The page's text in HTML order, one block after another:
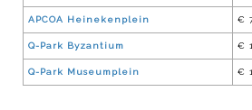
APCOA Heinekenplein €
Q-Park Byzantium €
Q-Park Museumplein €